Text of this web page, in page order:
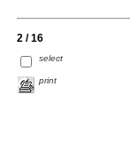
2 / 16
select
print